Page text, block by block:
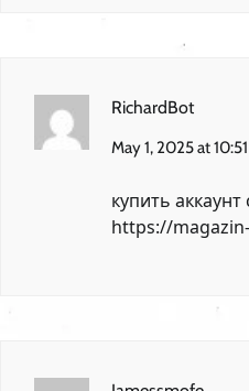
RichardBot
May 1, 2025 at
купить
https://